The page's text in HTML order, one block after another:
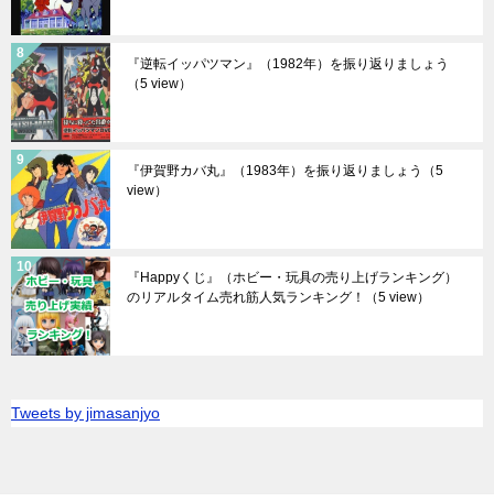
『逆転イッパツマン』（1982年）を振り返りましょう
（5 view）
『伊賀野カバ丸』（1983年）を振り返りましょう
（5
view）
『Happyくじ』（ホビー・玩具の売り上げランキング）
のリアルタイム売れ筋人気ランキング！
（5 view）
Tweets by jimasanjyo